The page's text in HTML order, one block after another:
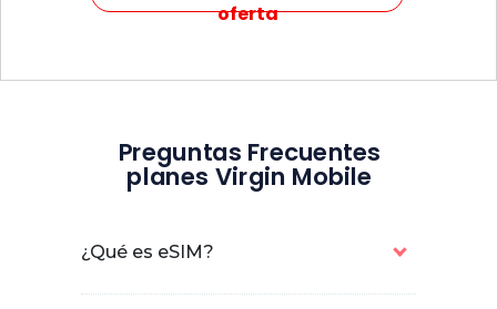
Preguntas Frecuentes
planes Virgin Mobile
¿Qué es eSIM?
oferta